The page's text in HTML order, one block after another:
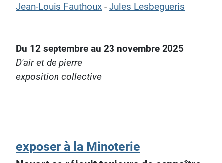
Jean-Louis Fauthoux - Jules Lesbegueris
Du 12 septembre au 23 novembre 2025
D'air et de pierre
exposition collective
exposer à la Minoterie